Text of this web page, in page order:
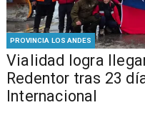
PROVINCIA LOS ANDES
Vialidad logra
Redentor tras 23
Internacional